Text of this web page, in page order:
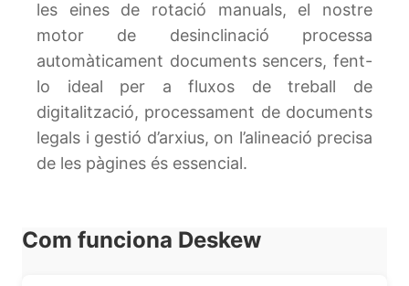
les eines de rotació manuals, el nostre
motor de desinclinació processa
automàticament documents sencers, fent-
lo ideal per a fluxos de treball de
digitalització, processament de documents
legals i gestió d’arxius, on l’alineació precisa
de les pàgines és essencial.
Com funciona Deskew